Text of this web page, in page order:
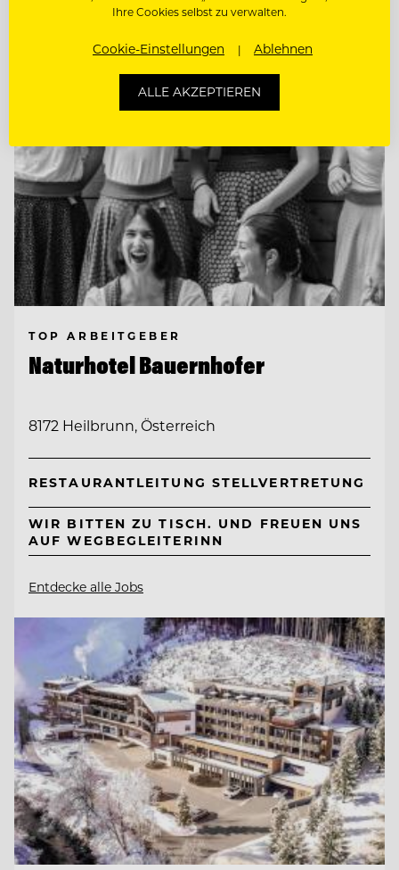
TOP ARBEITGEBER
Naturhotel Bauernhofer
8172 Heilbrunn, Österreich
RESTAURANTLEITUNG STELLVERTRETUNG
WIR BITTEN ZU TISCH. UND FREUEN UNS
AUF WEGBEGLEITERINN
Entdecke alle Jobs
Ihre Cookies selbst zu verwalten.
Cookie-Einstellungen Ablehnen
ALLE AKZEPTIEREN